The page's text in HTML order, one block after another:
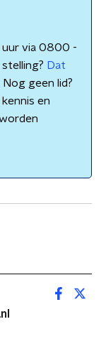
uur via 0800 -
Dat
Nog geen lid?
en